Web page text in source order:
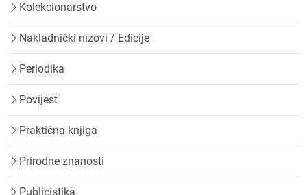
Kolekcionarstvo
Nakladnički nizovi / Edicije
Periodika
Povijest
Praktična knjiga
Prirodne znanosti
Publicistika